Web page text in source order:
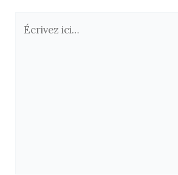
Écrivez